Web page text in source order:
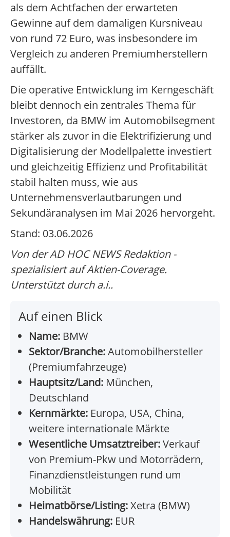
als dem Achtfachen der erwarteten
Gewinne auf dem damaligen Kursniveau
von rund 72 Euro, was insbesondere im
Vergleich zu anderen Premiumherstellern
auffällt.
Die operative Entwicklung im Kerngeschäft
bleibt dennoch ein zentrales Thema für
Investoren, da BMW im Automobilsegment
stärker als zuvor in die Elektrifizierung und
Digitalisierung der Modellpalette investiert
und gleichzeitig Effizienz und Profitabilität
stabil halten muss, wie aus
Unternehmensverlautbarungen und
Sekundäranalysen im Mai 2026 hervorgeht.
Stand: 03.06.2026
Von der AD HOC NEWS Redaktion -
spezialisiert auf Aktien-Coverage.
Unterstützt durch a.i..
Auf einen Blick
Name: BMW
Sektor/Branche:Automobilhersteller
(Premiumfahrzeuge)
Hauptsitz/Land: München,
Deutschland
Kernmärkte: Europa, USA, China,
weitere internationale Märkte
Wesentliche Umsatztreiber:Verkauf
von Premium-Pkw und Motorrädern,
Finanzdienstleistungen rund um
Mobilität
Heimatbörse/Listing:Xetra (BMW)
Handelswährung: EUR